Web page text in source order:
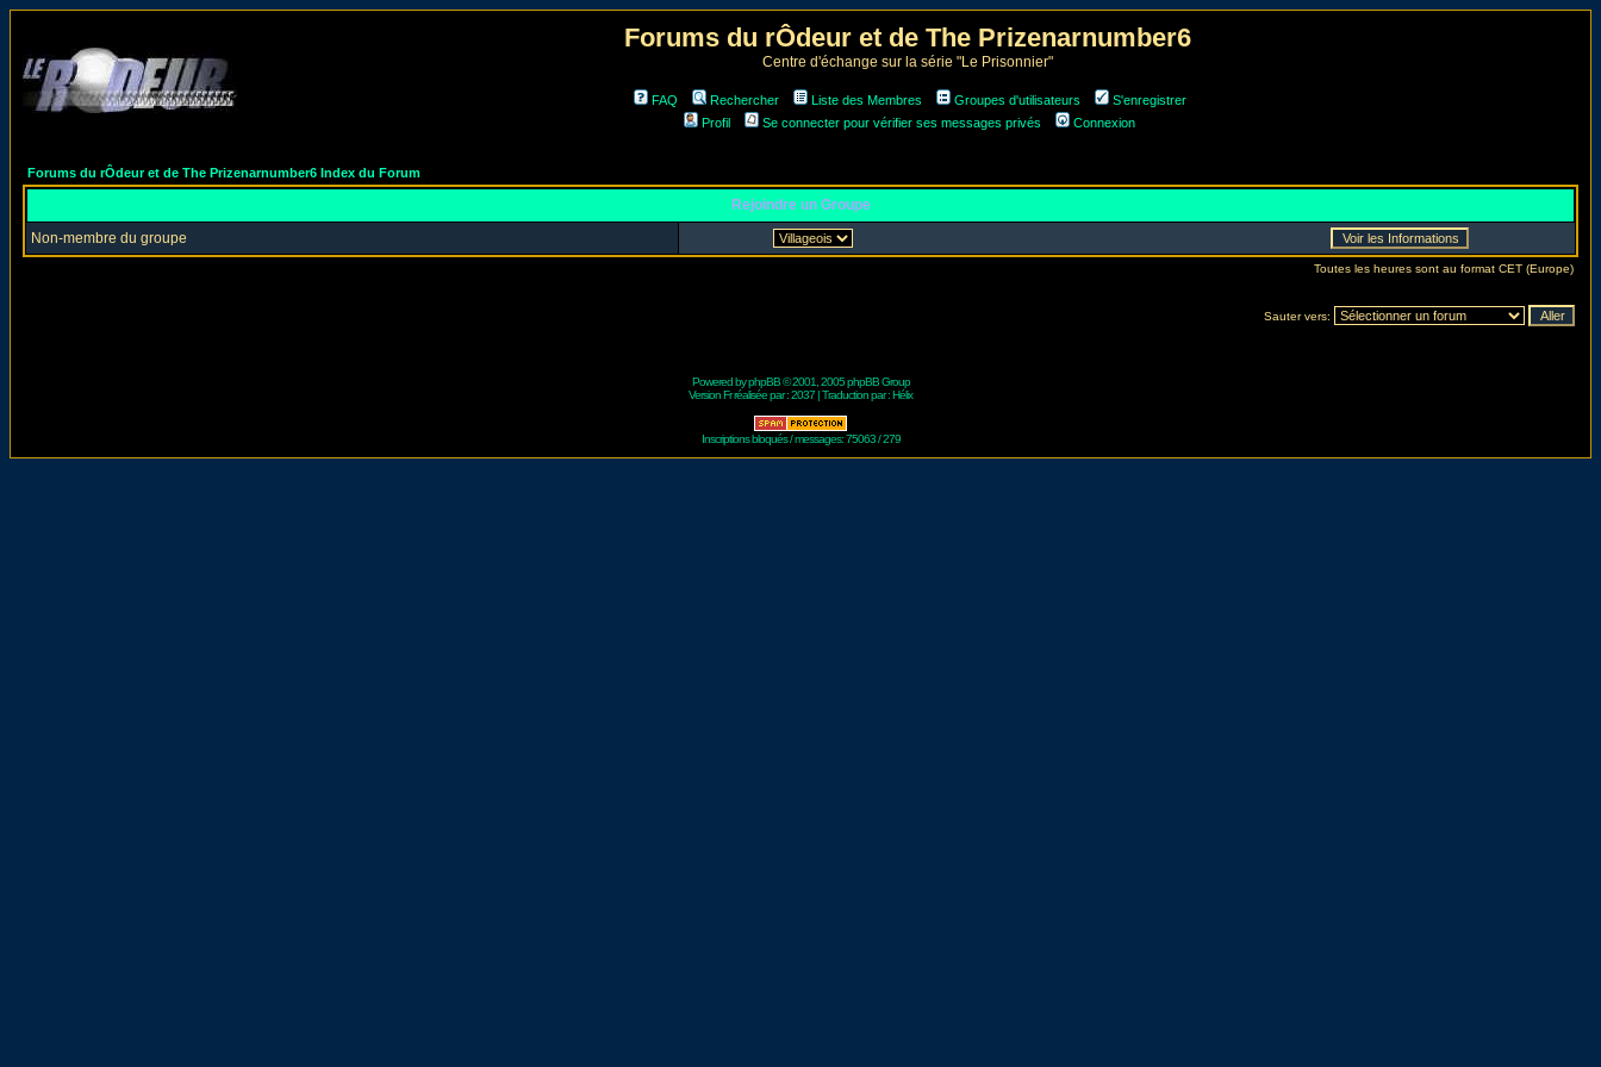
Forums du rÔdeur et de The Prizenarnumber6
Centre d'échange sur la série "Le Prisonnier"
FAQ Rechercher Liste des Membres Groupes d'utilisateurs
S'enregistrer
Profil
Se connecter pour vérifier ses messages privés Connexion
Forums du rÔdeur et de The Prizenarnumber6 Index du Forum
Rejoindre un Groupe
Non-membre du groupe
Toutes les heures sont au format CET (Europe)
Sauter vers:
Powered byphpBB© 2001, 2005 phpBB Group
Version Fr réalisée par :2037 | Traduction par :Hélix
Inscriptions bloqués / messages: 75063 / 279